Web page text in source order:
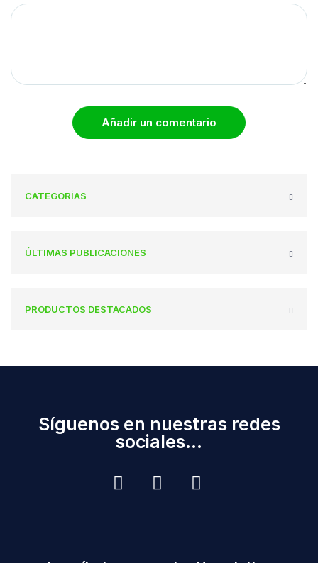
Añadir un comentario
CATEGORÍAS
ÚLTIMAS PUBLICACIONES
PRODUCTOS DESTACADOS
Síguenos en nuestras redes
sociales...